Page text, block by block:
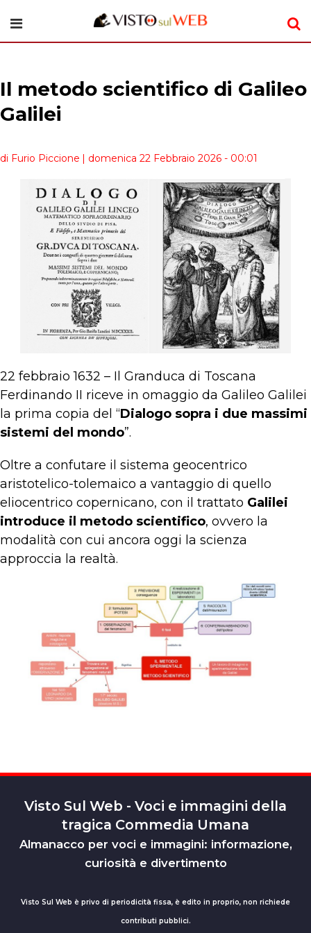
Il metodo scientifico di Galileo
Galilei
di Furio Piccione | domenica 22 Febbraio 2026 - 00:01
22 febbraio 1632 – Il Granduca di Toscana
Ferdinando II riceve in omaggio da Galileo Galilei
la prima copia del “Dialogo sopra i due massimi
sistemi del mondo”.
Oltre a confutare il sistema geocentrico
aristotelico-tolemaico a vantaggio di quello
eliocentrico copernicano, con il trattato Galilei
introduce il metodo scientifico, ovvero la
modalità con cui ancora oggi la scienza
approccia la realtà.
Visto Sul Web - Voci e immagini della
tragica Commedia Umana
Almanacco per voci e immagini: informazione,
curiosità e divertimento
Visto Sul Web è privo di periodicità fissa, è edito in proprio, non richiede
contributi pubblici.